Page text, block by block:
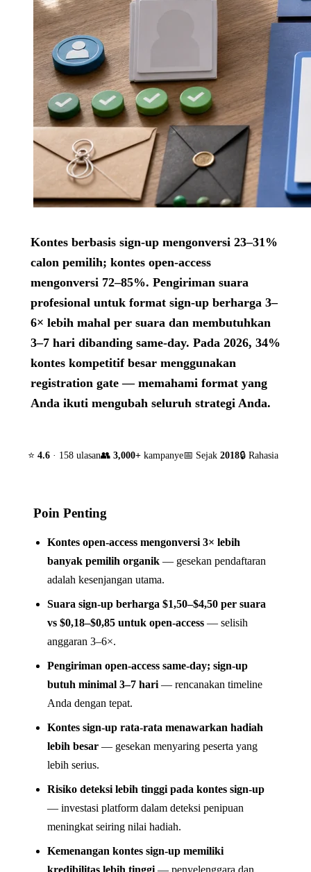
Kontes berbasis sign-up mengonversi 23–31%
calon pemilih; kontes open-access
mengonversi 72–85%. Pengiriman suara
profesional untuk format sign-up berharga 3–
6× lebih mahal per suara dan membutuhkan
3–7 hari dibanding same-day. Pada 2026, 34%
kontes kompetitif besar menggunakan
registration gate — memahami format yang
Anda ikuti mengubah seluruh strategi Anda.
⭐ 4.6 · 158 ulasan👥 3,000+ kampanye📅 Sejak 2018🔒 Rahasia
Poin Penting
Kontes open-access mengonversi 3× lebih
banyak pemilih organik — gesekan pendaftaran
adalah kesenjangan utama.
Suara sign-up berharga $1,50–$4,50 per suara
vs $0,18–$0,85 untuk open-access — selisih
anggaran 3–6×.
Pengiriman open-access same-day; sign-up
butuh minimal 3–7 hari — rencanakan timeline
Anda dengan tepat.
Kontes sign-up rata-rata menawarkan hadiah
lebih besar — gesekan menyaring peserta yang
lebih serius.
Risiko deteksi lebih tinggi pada kontes sign-up
— investasi platform dalam deteksi penipuan
meningkat seiring nilai hadiah.
Kemenangan kontes sign-up memiliki
kredibilitas lebih tinggi — penyelenggara dan